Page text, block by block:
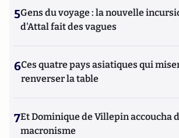
5Gens du voyage : la nouvelle
d'Attal fait des vagues
6Ces quatre pays asiatiques qui
renverser la table
7Et Dominique de Villepin accoucha
macronisme